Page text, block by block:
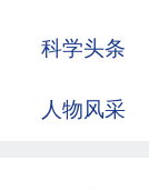
科学头条
人物风采